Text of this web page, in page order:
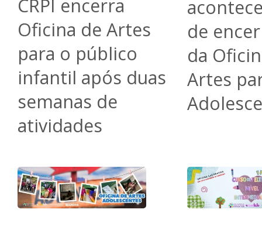
CRPI encerra
Oficina de Artes
para o público
infantil após duas
semanas de
atividades
de
da
Artes